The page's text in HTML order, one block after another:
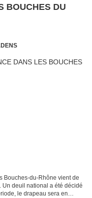
BOUCHES DU
Bouches-du-Rhône vient de
deuil national a été décidé
le drapeau sera en